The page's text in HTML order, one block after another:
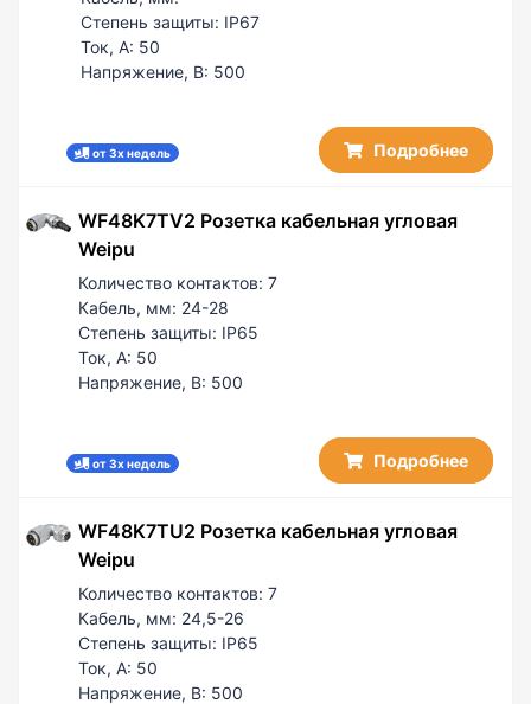
Степень защиты: IP67
Ток, А: 50
Напряжение, В: 500
от 3х недель Подробнее
WF48K7TV2 Розетка кабельная угловая
Weipu
Количество контактов: 7
Кабель, мм: 24-28
Степень защиты: IP65
Ток, А: 50
Напряжение, В: 500
от 3х недель Подробнее
WF48K7TU2 Розетка кабельная угловая
Weipu
Количество контактов: 7
Кабель, мм: 24,5-26
Степень защиты: IP65
Ток, А: 50
Напряжение, В: 500